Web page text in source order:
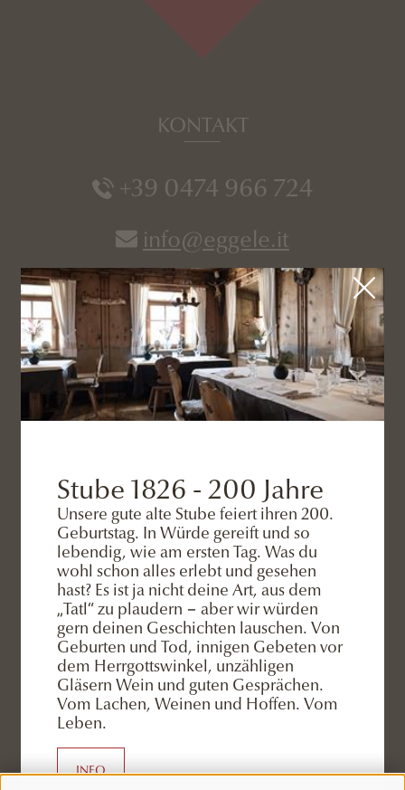
KONTAKT
+39 0474 966 724
info@eggele.it
ADRESSE
Eggele GmbH
Silvesterstrasse 13 / 39038
Innichen/Winnebach
3 Zinnen Dolomites -Südtirol-
SOCIAL
Stube 1826 - 200 Jahre
Unsere gute alte Stube feiert ihren 200.
Geburtstag. In Würde gereift und so
lebendig, wie am ersten Tag. Was du
wohl schon alles erlebt und gesehen
hast? Es ist ja nicht deine Art, aus dem
„Tatl“ zu plaudern − aber wir würden
gern deinen Geschichten lauschen. Von
Geburten und Tod, innigen Gebeten vor
dem Herrgottswinkel, unzähligen
Gläsern Wein und guten Gesprächen.
Vom Lachen, Weinen und Hoffen. Vom
Leben.
INFO